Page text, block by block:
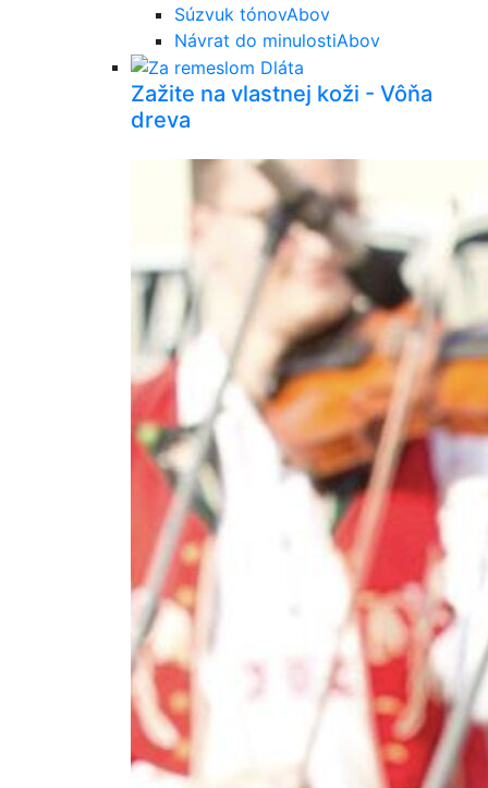
Súzvuk tónovAbov
Návrat do minulostiAbov
Zažite na vlastnej koži - Vôňa
dreva